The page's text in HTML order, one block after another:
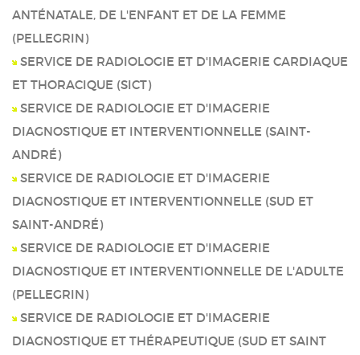
ANTÉNATALE, DE L'ENFANT ET DE LA FEMME
(PELLEGRIN)
SERVICE DE RADIOLOGIE ET D'IMAGERIE CARDIAQUE
ET THORACIQUE (SICT)
SERVICE DE RADIOLOGIE ET D'IMAGERIE
DIAGNOSTIQUE ET INTERVENTIONNELLE (SAINT-
ANDRÉ)
SERVICE DE RADIOLOGIE ET D'IMAGERIE
DIAGNOSTIQUE ET INTERVENTIONNELLE (SUD ET
SAINT-ANDRÉ)
SERVICE DE RADIOLOGIE ET D'IMAGERIE
DIAGNOSTIQUE ET INTERVENTIONNELLE DE L'ADULTE
(PELLEGRIN)
SERVICE DE RADIOLOGIE ET D'IMAGERIE
DIAGNOSTIQUE ET THÉRAPEUTIQUE (SUD ET SAINT